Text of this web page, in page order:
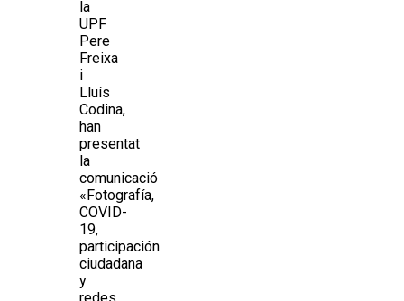
la
UPF
Pere
Freixa
i
Lluís
Codina,
han
presentat
la
comunicació
«Fotografía,
COVID-
19,
participación
ciudadana
y